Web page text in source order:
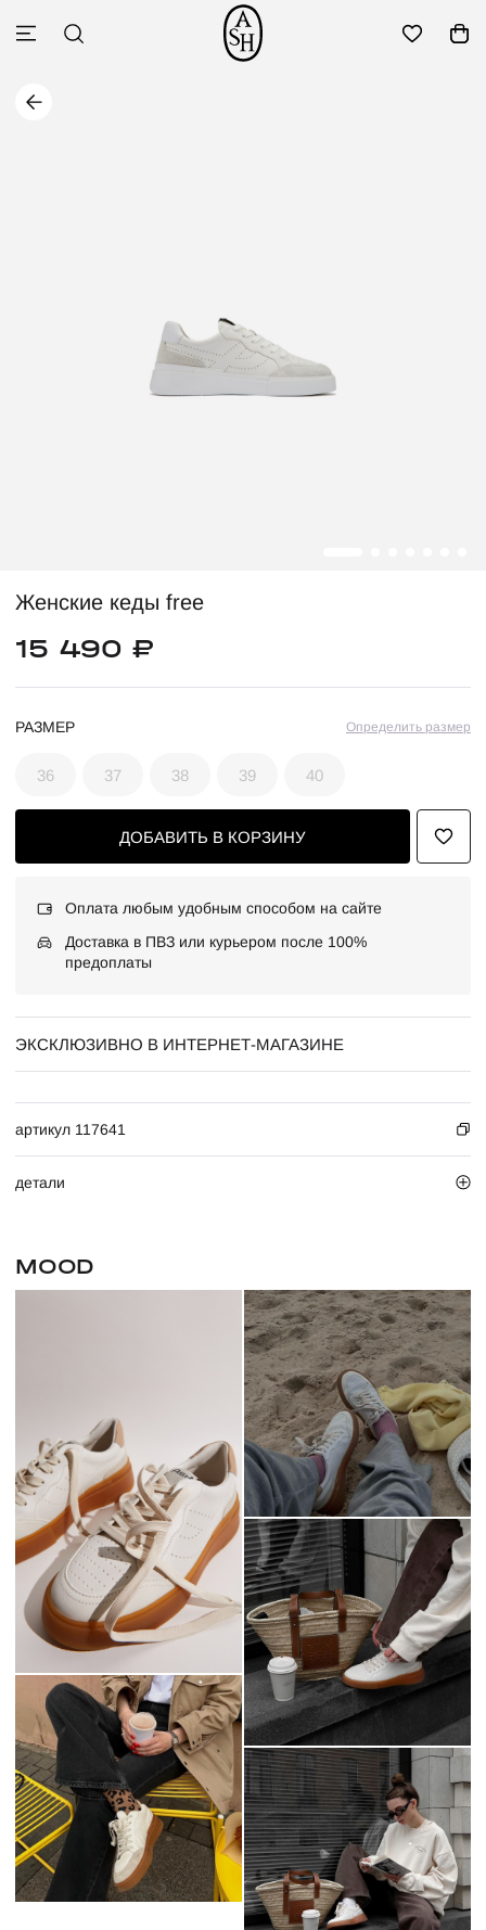
Женские кеды free
15 490 ₽
РАЗМЕР Определить размер
36 37 38 39 40
ДОБАВИТЬ В КОРЗИНУ
Оплата любым удобным способом на сайте
Доставка в ПВЗ или курьером после 100%
предоплаты
ЭКСКЛЮЗИВНО В ИНТЕРНЕТ-МАГАЗИНЕ
артикул 117641
детали
MOOD